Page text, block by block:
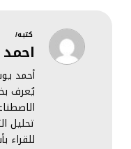
تشريعات جديدة
تستثني القلب
النابض
كتبه/
أحمد
يُعرف
تحليل